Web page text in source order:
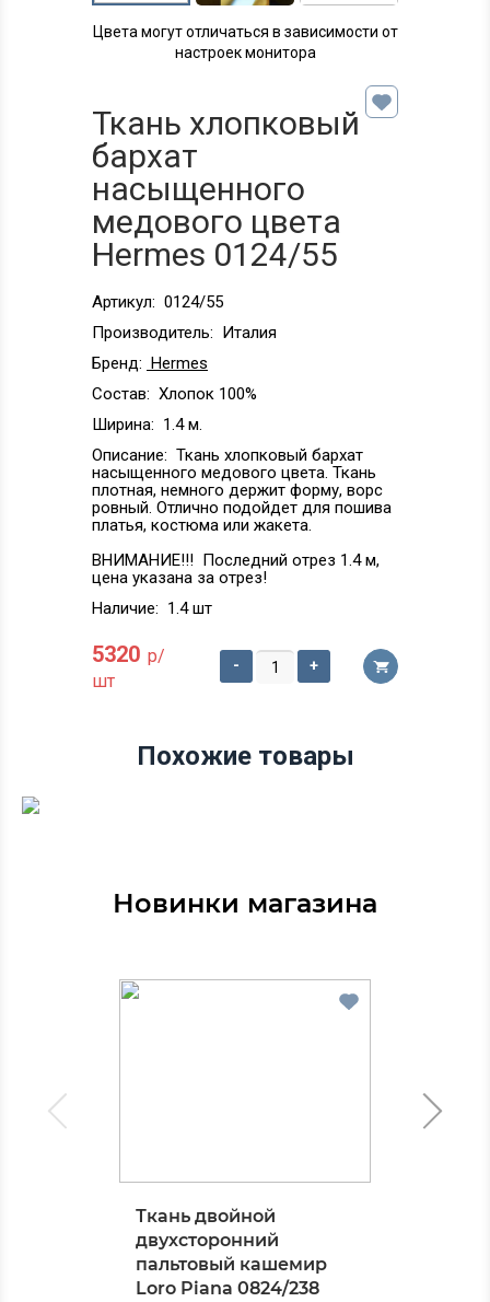
Цвета могут отличаться в зависимости от
настроек монитора
Ткань хлопковый
бархат
насыщенного
медового цвета
Hermes 0124/55
Артикул: 0124/55
Производитель: Италия
Бренд: Hermes
Состав: Хлопок 100%
Ширина: 1.4 м.
Описание: Ткань хлопковый бархат
насыщенного медового цвета. Ткань
плотная, немного держит форму, ворс
ровный. Отлично подойдет для пошива
платья, костюма или жакета.
ВНИМАНИЕ!!! Последний отрез 1.4 м,
цена указана за отрез!
Наличие: 1.4 шт
5320 р/
шт
- +
Похожие товары
Новинки магазина
Ткань двойной
двухсторонний
пальтовый кашемир
Loro Piana 0824/238